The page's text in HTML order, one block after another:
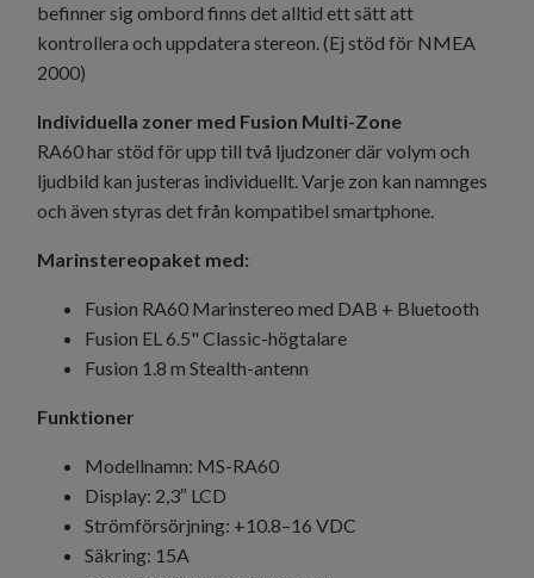
befinner sig ombord finns det alltid ett sätt att
kontrollera och uppdatera stereon. (Ej stöd för NMEA
2000)
Individuella zoner med Fusion Multi-Zone
RA60 har stöd för upp till två ljudzoner där volym och
ljudbild kan justeras individuellt. Varje zon kan namnges
och även styras det från kompatibel smartphone.
Marinstereopaket med:
Fusion RA60 Marinstereo med DAB + Bluetooth
Fusion EL 6.5" Classic-högtalare
Fusion 1.8 m Stealth-antenn
Funktioner
Modellnamn: MS-RA60
Display: 2,3″ LCD
Strömförsörjning: +10.8–16 VDC
Säkring: 15A